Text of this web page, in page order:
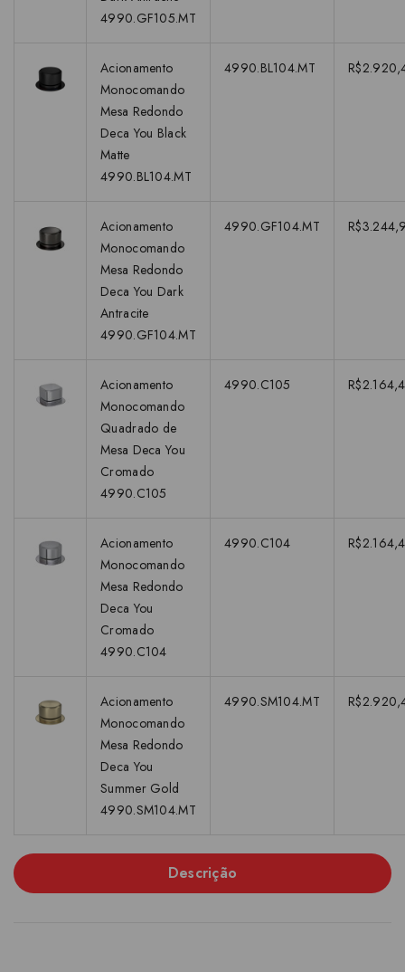
4990.GF105.MT
Acionamento
Monocomando
Mesa Redondo
Deca You Black
Matte
4990.BL104.MT
4990.BL104.MT
Acionamento
Monocomando
Mesa Redondo
Deca You Dark
Antracite
4990.GF104.MT
4990.GF104.MT
Acionamento
Monocomando
Quadrado de
Mesa Deca You
Cromado
4990.C105
4990.C105
Acionamento
Monocomando
Mesa Redondo
Deca You
Cromado
4990.C104
4990.C104
Acionamento
Monocomando
Mesa Redondo
Deca You
Summer Gold
4990.SM104.MT
4990.SM104.MT
Descrição